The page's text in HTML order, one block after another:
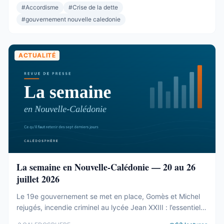
rien. L’alliance de gouvernance entre Les Loyalistes, le
Rassemblement et l’Éveil océanien. L’élection de la
#Accordisme #Crise de la dette
#gouvernement nouvelle caledonie
ACTUALITÉ
La semaine en Nouvelle-Calédonie — 20 au 26
juillet 2026
Le 19e gouvernement se met en place, Gomès et Michel
rejugés, incendie criminel au lycée Jean XXIII : l’essentiel